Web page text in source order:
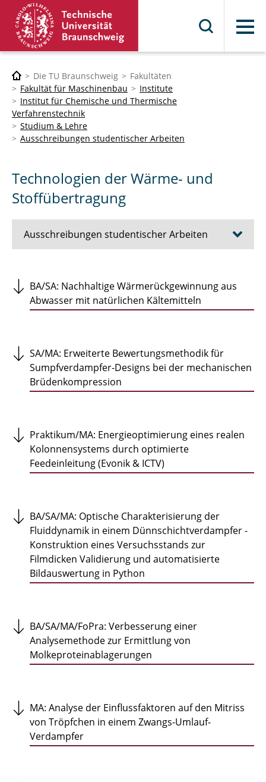
Menü
Die TU Braunschweig
Fakultäten
Fakultät für Maschinenbau
Institute
Institut für Chemische und Thermische
Verfahrenstechnik
Studium & Lehre
Ausschreibungen studentischer Arbeiten
Technologien der Wärme- und
Stoffübertragung
Ausschreibungen studentischer Arbeiten
Rohstoffe
Fouling und Reinigung
Zirkularität der Kunststoffe
BA/SA: Nachhaltige Wärmerückgewinnung aus
Abwasser mit natürlichen Kältemitteln
SA/MA: Erweiterte Bewertungsmethodik für
Sumpfverdampfer-Designs bei der mechanischen
Brüdenkompression
Praktikum/MA: Energieoptimierung eines realen
Kolonnensystems durch optimierte
Feedeinleitung (Evonik & ICTV)
BA/SA/MA: Optische Charakterisierung der
Fluiddynamik in einem Dünnschichtverdampfer -
Konstruktion eines Versuchsstands zur
Filmdicken Validierung und automatisierte
Bildauswertung in Python
BA/SA/MA/FoPra: Verbesserung einer
Analysemethode zur Ermittlung von
Molkeproteinablagerungen
MA: Analyse der Einflussfaktoren auf den Mitriss
von Tröpfchen in einem Zwangs-Umlauf-
Verdampfer